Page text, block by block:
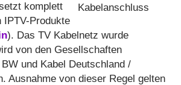
komplett
IPTV-Produkte
). Das TV Kabelnetz wurde
von den Gesellschaften
und Kabel Deutschland /
Ausnahme von dieser Regel gelten